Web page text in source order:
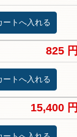
825 円
15,400 円